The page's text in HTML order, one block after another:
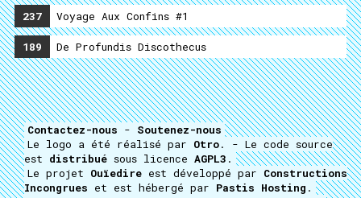
237 Voyage Aux Confins #1
189 De Profundis Discothecus
Contactez-nous - Soutenez-nous
Le logo a été réalisé par Otro. - Le code source
est distribué sous licence AGPL3 .
Le projet Ouïedire est développé par Constructions
Incongrues et est hébergé par Pastis Hosting .